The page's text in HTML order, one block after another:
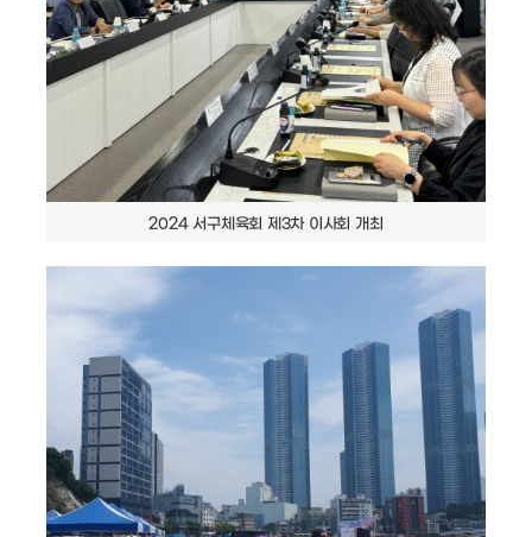
2024 서구체육회 제3차 이사회 개최